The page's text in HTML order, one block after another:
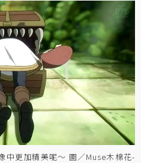
中更加精美呢～ 圖／Muse木棉花-